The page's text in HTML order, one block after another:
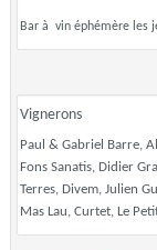
Bar à vin éphémère les
Vignerons
Paul & Gabriel Barre,
Fons Sanatis, Didier
Terres, Divem, Julien
Mas Lau, Curtet, Le